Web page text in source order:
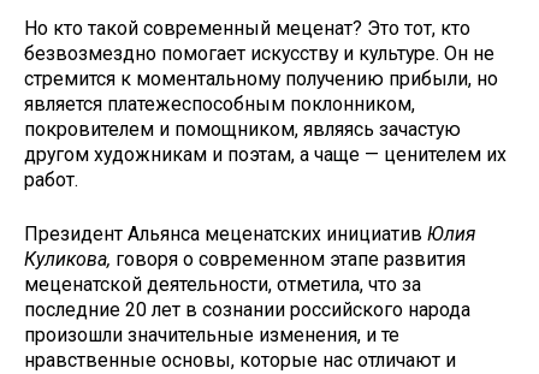
Но кто такой современный меценат? Это тот, кто
безвозмездно помогает искусству и культуре. Он не
стремится к моментальному получению прибыли, но
является платежеспособным поклонником,
покровителем и помощником, являясь зачастую
другом художникам и поэтам, а чаще — ценителем их
работ.
Президент Альянса меценатских инициатив Юлия
Куликова, говоря о современном этапе развития
меценатской деятельности, отметила, что за
последние 20 лет в сознании российского народа
произошли значительные изменения, и те
нравственные основы, которые нас отличают и